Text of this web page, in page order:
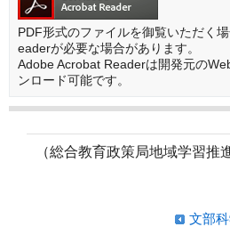
PDF形式のファイルを御覧いただく
eaderが必要な場合があります。
Adobe Acrobat Readerは開発元の
ンロード可能です。
（総合教育政策局地域学習推
文部